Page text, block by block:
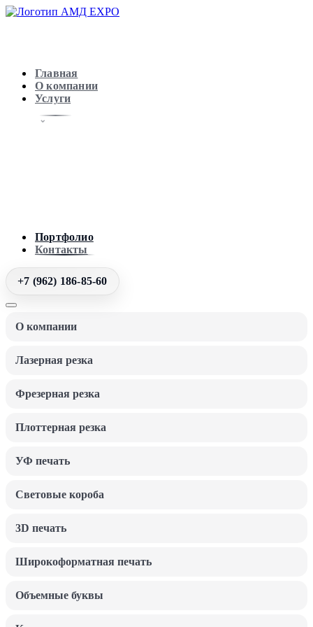
Главная
О компании
Услуги
Портфолио
Контакты
+7 (962) 186-85-60
О компании
Лазерная резка
Фрезерная резка
Плоттерная резка
УФ печать
Световые короба
3D печать
Широкоформатная печать
Объемные буквы